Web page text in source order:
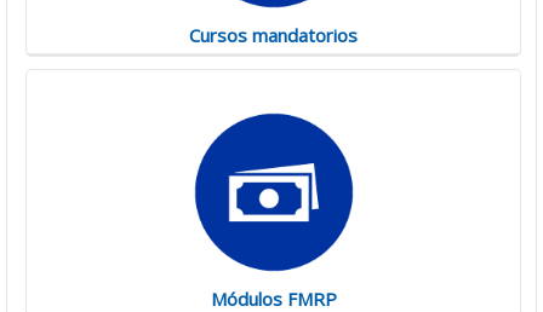
Cursos mandatorios
Módulos FMRP